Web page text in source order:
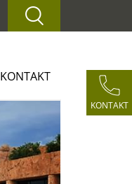
KONTAKT
KONTAKT